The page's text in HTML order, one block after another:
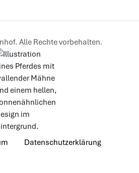
widerrufen*
Alle Rechte vorbehalten.